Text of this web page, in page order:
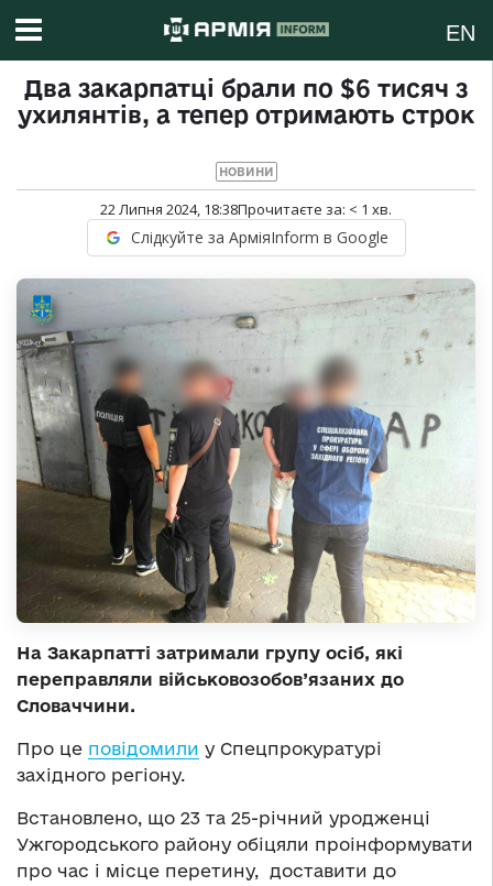
EN
Два закарпатці брали по $6 тисяч з
ухилянтів, а тепер отримають строк
НОВИНИ
22 Липня 2024, 18:38Прочитаєте за: < 1 хв.
Слідкуйте за АрміяInform в Google
На Закарпатті затримали групу осіб, які
переправляли військовозобов’язаних до
Словаччини.
Про це повідомили у Спецпрокуратурі
західного регіону.
Встановлено, що 23 та 25-річний уродженці
Ужгородського району обіцяли проінформувати
про час і місце перетину, доставити до